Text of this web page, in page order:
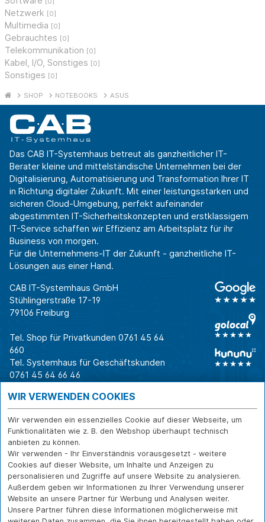
Netzwerk [0]
Multimedia [0]
Gebrauchtes [0]
Telekommunikation [0]
Kabel, I/O, Sonstiges [0]
Sonstiges [0]
SHOP NOTEBOOKS ASUS
Das CAB IT-Systemhaus betreut als ganzheitlicher IT-
Berater kleine und mittelständische Unternehmen bei der
Digitalisierung, Automatisierung und Transformation Ihrer IT
in Richtung digitaler Zukunft. Mit einer leistungsstarken und
sicheren Cloud-Umgebung, perfekt aufeinander
abgestimmten IT-Sicherheitskonzepten und erstklassigem
IT-Service schaffen wir Effizienz am Arbeitsplatz für ihr
Business von morgen.
Für die Unternehmens-IT der Zukunft - ganzheitliche IT-
Lösungen aus einer Hand.
CAB IT-Systemhaus GmbH
Stühlingerstraße 17-19
79106 Freiburg
Tel. Shop für Privatkunden 0761 45 64
660
Tel. Systemhaus für Geschäftskunden
0761 45 64 66 46
Warum CAB
Für Business-
Entscheider
Für IT-Leiter
Für Privatkunden
Erfolgsgeschichte
n
Branchen
IT für
IT-Security
IT-Infrastruktur
Softwarelösungen
WLAN-Lösungen
IT-Beratung und
Service
Reparatur
Versand- und
Zahlarten
Rücksendung und
Widerruf
Über CAB Kontakt IMPRESSUM
WIR VERWENDEN COOKIES
Wir verwenden ein essenzielles Cookie auf dieser Webseite, um
Funktionalitäten wie z. B. den Webshop überhaupt technisch
anbieten zu können.
Wir verwenden - Ihr Einverständnis vorausgesetzt - weitere
Cookies auf dieser Website, um Inhalte und Anzeigen zu
personalisieren und Zugriffe auf unsere Website zu analysieren.
Außerdem geben wir Informationen zu Ihrer Verwendung unserer
Website an unsere Partner für Werbung und Analysen weiter.
Unsere Partner führen diese Informationen möglicherweise mit